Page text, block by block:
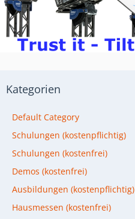
Kategorien
Default Category
Schulungen (kostenpflichtig)
Schulungen (kostenfrei)
Demos (kostenfrei)
Ausbildungen (kostenpflichtig)
Hausmessen (kostenfrei)